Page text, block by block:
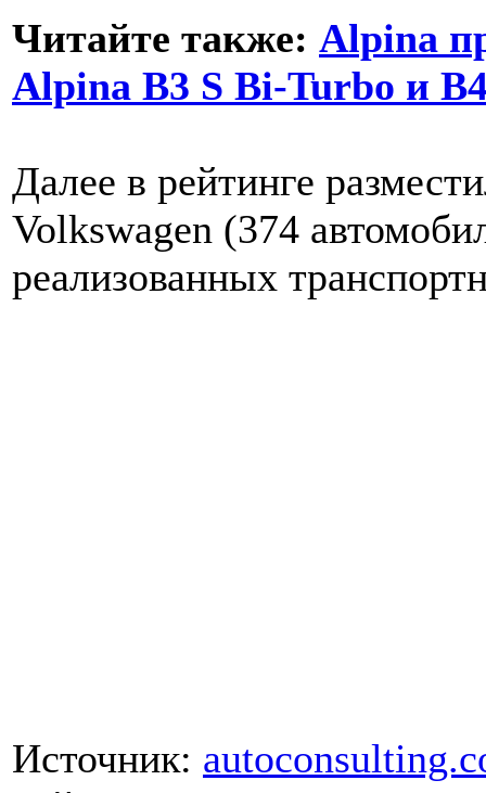
Читайте также: Alpina
Alpina B3 S Bi-Turbo и
Далее в рейтинге
Volkswagen (374
реализованных
Источник: